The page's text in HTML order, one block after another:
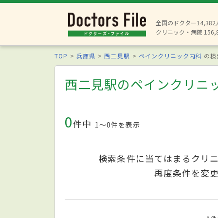
全国のドクター14,382
クリニック・病院
TOP 兵庫県 西二見駅 ペインクリニック内科 の
西二見駅のペインクリニ
0件中 1〜0件を表示
検索条件に当てはまるクリ
再度条件を変